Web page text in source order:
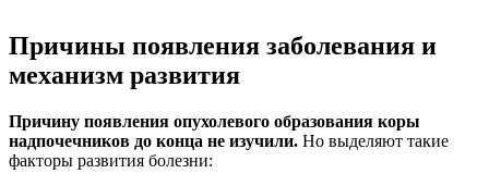
Причины появления заболевания и
механизм развития
Причину появления опухолевого образования коры
надпочечников до конца не изучили. Но выделяют такие
факторы развития болезни: